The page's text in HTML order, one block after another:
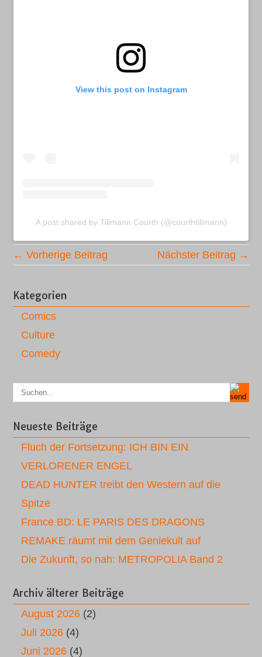
View this post on Instagram
A post shared by Tillmann Courth (@courthtillmann)
← Vorherige Beitrag Nächster Beitrag →
Kategorien
Comics
Culture
Comedy
Neueste Beiträge
Fluch der Fortsetzung: ICH BIN EIN
VERLORENER ENGEL
DEAD HUNTER treibt den Western auf die
Spitze
France BD: LE PARIS DES DRAGONS
REMAKE räumt mit dem Geniekult auf
Die Zukunft, so nah: METROPOLIA Band 2
Archiv älterer Beiträge
August 2026 (2)
Juli 2026 (4)
Juni 2026 (4)